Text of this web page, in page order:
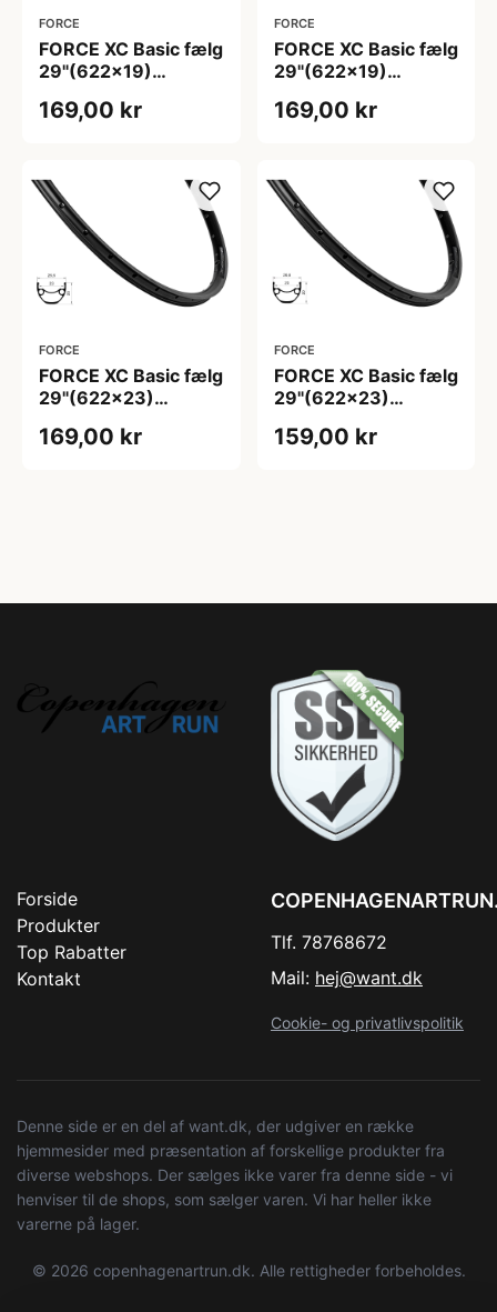
FORCE
FORCE XC Basic fælg
29"(622x19)
huller - Skivebremse
169,00 kr
FORCE
FORCE XC Basic fælg
29"(622x19)
huller - Skivebremse
169,00 kr
FORCE
FORCE XC Basic fælg
29"(622x23)
huller - Skivebremse
169,00 kr
FORCE
FORCE XC Basic fælg
29"(622x23)
huller - Skivebremse
159,00 kr
Forside
Produkter
Top Rabatter
Kontakt
Tlf. 78768672
Mail: hej@want.dk
Cookie- og privatlivspolitik
Denne side er en del af want.dk, der udgiver en række
hjemmesider med præsentation af forskellige produkter fra
diverse webshops. Der sælges ikke varer fra denne side - vi
henviser til de shops, som sælger varen. Vi har heller ikke
varerne på lager.
© 2026 copenhagenartrun.dk. Alle rettigheder forbeholdes.